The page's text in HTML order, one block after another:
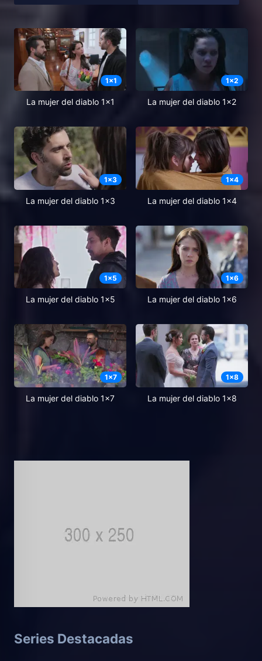
1x1
La mujer del diablo 1x1
1x2
La mujer del diablo 1x2
1x3
La mujer del diablo 1x3
1x4
La mujer del diablo 1x4
1x5
La mujer del diablo 1x5
1x6
La mujer del diablo 1x6
1x7
La mujer del diablo 1x7
1x8
La mujer del diablo 1x8
Series Destacadas